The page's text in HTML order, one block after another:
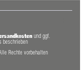
und ggf.
beschrieben
Rechte vorbehalten